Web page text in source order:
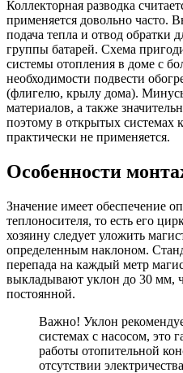
Коллекторная разводка
применяется довольно часто.
подача тепла и отвод обратки
группы батарей. Схема
системы отопления в доме с
необходимости подвести
(флигелю, крылу дома).
материалов, а также
поэтому в открытых системах
практически не применяется.
Особенности
Значение имеет обеспечение
теплоносителя, то есть его
хозяину следует уложить
определенным наклоном.
перепада на каждый метр
выкладывают уклон до 30 мм,
постоянной.
Важно! Уклон
системах с насосом, это
работы отопительной
отсутствии